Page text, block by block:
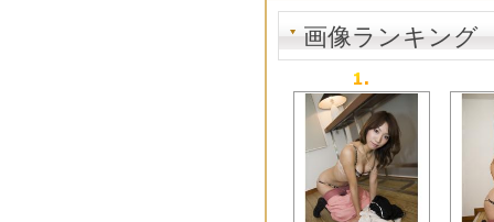
込み価
させて
2009/07/31
【
【
画像ランキング